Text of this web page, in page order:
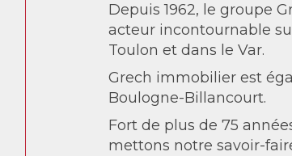
Depuis 1962, le groupe
acteur incontournable
Toulon et dans le Var.
Grech immobilier est
Boulogne-Billancourt.
Fort de plus de 75
mettons notre savoir-